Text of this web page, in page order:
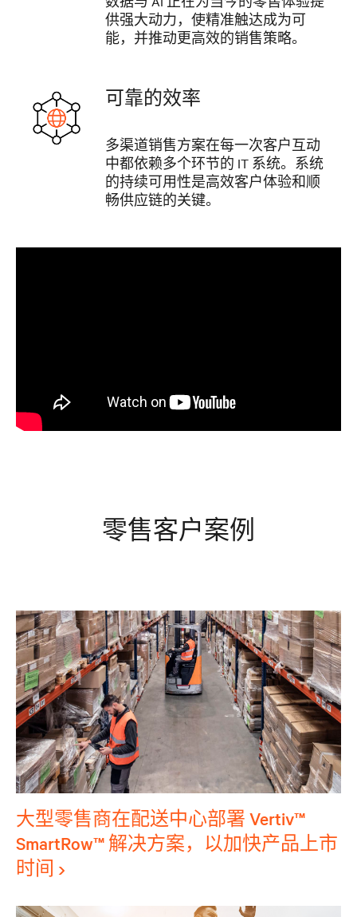
供强大动力，使精准触达成为可
能，并推动更高效的销售策略。
可靠的效率
多渠道销售方案在每一次客户互动
中都依赖多个环节的 IT 系统。系统
的持续可用性是高效客户体验和顺
畅供应链的关键。
零售客户案例
大型零售商在配送中心部署 Vertiv™
SmartRow™ 解决方案，以加快产品上市
时间